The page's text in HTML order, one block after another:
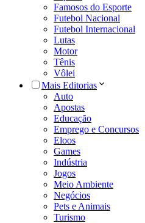
Famosos do Esporte
Futebol Nacional
Futebol Internacional
Lutas
Motor
Tênis
Vôlei
Mais Editorias
Auto
Apostas
Educação
Emprego e Concursos
Eloos
Games
Indústria
Jogos
Meio Ambiente
Negócios
Pets e Animais
Turismo